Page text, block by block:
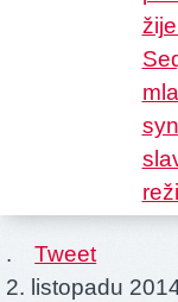
.
Tweet
2. listopadu